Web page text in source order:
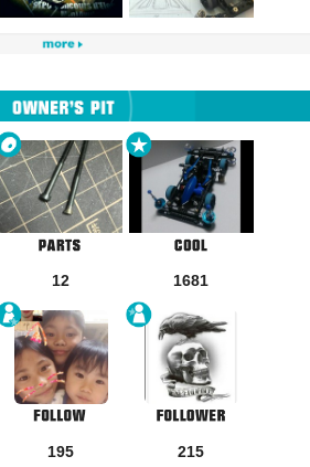
12 1681
195
215